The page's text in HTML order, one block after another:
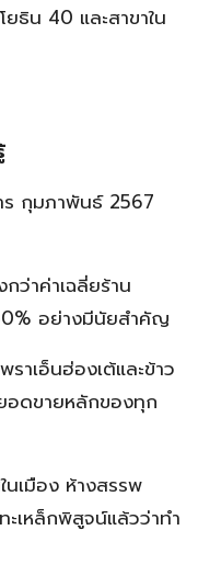
ธิน 40 และสาขาใน
ร กุมภาพันธ์ 2567
ว่าค่าเฉลี่ยร้าน
อย่างมีนัยสำคัญ
ราเอ็นฮ่องเต้และข้าว
อดขายหลักของทุก
เมือง ห้างสรรพ
เหล็กพิสูจน์แล้วว่าทำ